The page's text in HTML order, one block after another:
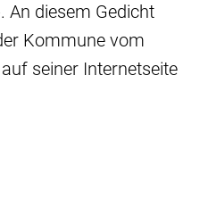
An diesem Gedicht
Kommune vom
seiner Internetseite